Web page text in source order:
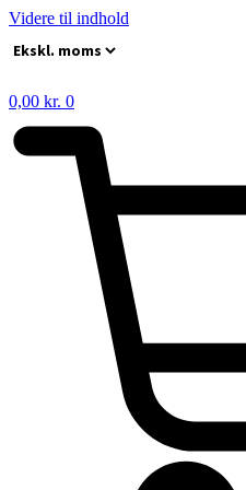
Videre til indhold
0,00 kr. 0